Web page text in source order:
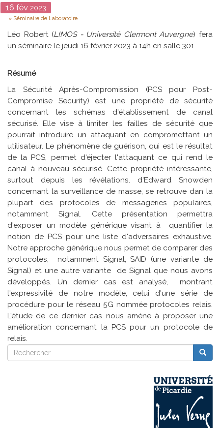
Date
16 fév 2023
Type
Séminaire de Laboratoire
Léo Robert (LIMOS - Université Clermont Auvergne) fera
un séminaire le jeudi 16 février 2023 à 14h en salle 301
Résumé
La Sécurité Après-Compromission (PCS pour Post-
Compromise Security) est une propriété de sécurité
concernant les schémas d'établissement de canal
sécurisé. Elle vise à limiter les failles de sécurité que
pourrait introduire un attaquant en compromettant un
utilisateur. Le phénomène de guérison, qui est le résultat
de la PCS, permet d'éjecter l'attaquant ce qui rend le
canal à nouveau sécurisé. Cette propriété intéressante,
surtout depuis les révélations. d'Edward Snowden
concernant la surveillance de masse, se retrouve dan la
plupart des protocoles de messageries populaires,
notamment Signal. Cette présentation permettra
d'exposer un modèle générique visant à quantifier la
notion de PCS pour une liste d'adversaires exhaustive.
Notre approche générique nous permet de comparer des
protocoles, notamment Signal, SAID (une variante de
Signal) et une autre variante de Signal que nous avons
développés. Un dernier cas est analysé, montrant
l'expressivité de notre modèle, celui d'une série de
procédure pour le réseau 5G nommée protocoles relais.
L'étude de ce dernier cas nous amène à proposer une
amélioration concernant la PCS pour un protocole de
relais.
Rechercher
Rechercher